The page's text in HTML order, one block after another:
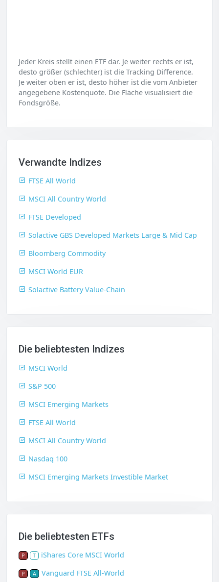
Jeder Kreis stellt einen ETF dar. Je weiter rechts er ist,
desto größer (schlechter) ist die Tracking Difference.
Je weiter oben er ist, desto höher ist die vom Anbieter
angegebene Kostenquote. Die Fläche visualisiert die
Fondsgröße.
Verwandte Indizes
FTSE All World
MSCI All Country World
FTSE Developed
Solactive GBS Developed Markets Large & Mid Cap
Bloomberg Commodity
MSCI World EUR
Solactive Battery Value-Chain
Die beliebtesten Indizes
MSCI World
S&P 500
MSCI Emerging Markets
FTSE All World
MSCI All Country World
Nasdaq 100
MSCI Emerging Markets Investible Market
Die beliebtesten ETFs
P T iShares Core MSCI World
P A Vanguard FTSE All-World